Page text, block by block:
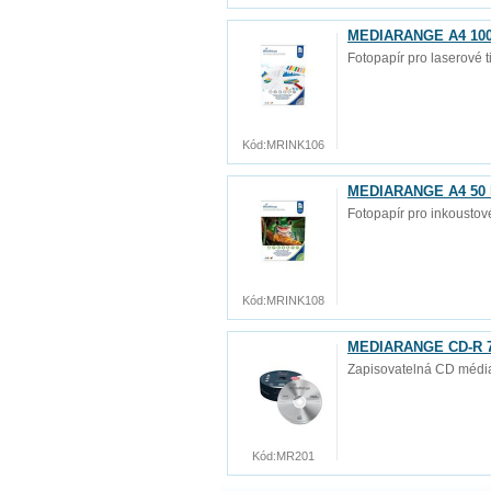
MEDIARANGE A4
Fotopapír pro laserové
Kód:MRINK106
MEDIARANGE A4
Fotopapír pro
Kód:MRINK108
MEDIARANGE CD-
Zapisovatelná CD
Kód:MR201